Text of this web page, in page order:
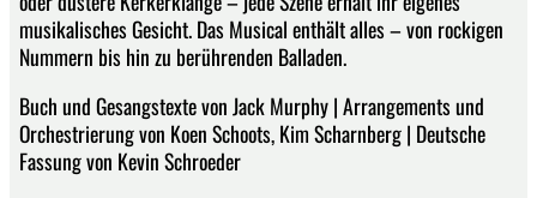
musikalisches Gesicht. Das Musical enthält alles – von rockigen
Nummern bis hin zu berührenden Balladen.
Buch und Gesangstexte von Jack Murphy | Arrangements und
Orchestrierung von Koen Schoots, Kim Scharnberg | Deutsche
Fassung von Kevin Schroeder